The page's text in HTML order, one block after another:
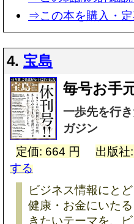
⇒この本を購入・
4. 宝島
毎号お手
一歩先を行
ガジン
定価: 664 円
出版
する
ビジネス情報にと
健康・お金にいた
きたいテーマを、